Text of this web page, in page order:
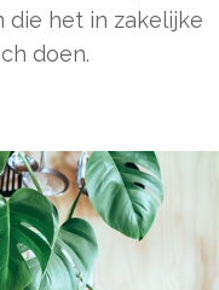
die het in zakelijke
doen.